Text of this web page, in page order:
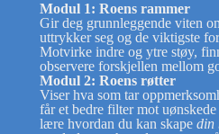
Modul 1: Roens rammer
Gir deg grunnleggende viten
uttrykker seg og de viktigste
Motvirke indre og ytre støy,
observere forskjellen mellom
Modul 2: Roens røtter
Viser hva som tar
får et bedre filter mot
lære hvordan du kan skape din